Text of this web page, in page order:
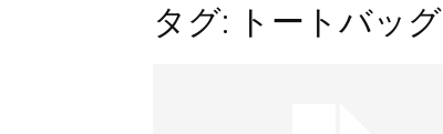
マ
向
タグ: トートバッグ